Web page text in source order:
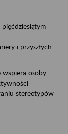
i przyszłych
wspiera osoby
stereotypów